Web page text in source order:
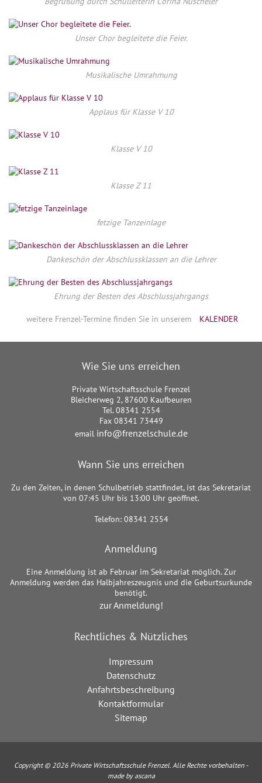
Unser Chor begleitete die Feier.
Musikalische Umrahmung
Applaus für Klasse V 10
Klasse V 10
Klasse Z 11
fetzige Tanzeinlage
Dankeschön der Abschlussklassen an die Lehrer
Ehrung der Besten des Abschlussjahrgangs
weitere Frenzel-Termine finden Sie in unserem KALENDER
Wie Sie uns erreichen
Private Wirtschaftsschule Frenzel
Bleicherweg 2, 87600 Kaufbeuren
Tel. 08341 2554
Fax 08341 73449
email info@frenzelschule.de
Wann Sie uns erreichen
Zu den Zeiten, in denen Schulbetrieb stattfindet, ist das Sekretariat
von 07:45 Uhr bis 13:00 Uhr geöffnet.
Telefon: 08341 2554
Anmeldung
Eine Anmeldung ist ab Februar im Sekretariat möglich. Zur
Anmeldung werden das Halbjahreszeugnis und die Geburtsurkunde
benötigt.
zur Anmeldung!
Rechtliches & Nützliches
Impressum
Datenschutz
Anfahrtsbeschreibung
Kontaktformular
Sitemap
Copyright © 2026 Private Wirtschaftsschule Frenzel. Alle Rechte vorbehalten -
made by ascana